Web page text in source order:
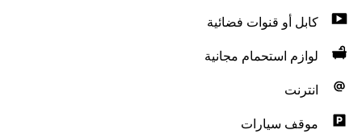
كابل أو قنوات فضائية
لوازم استحمام مجانية
انترنت
موقف سيارات